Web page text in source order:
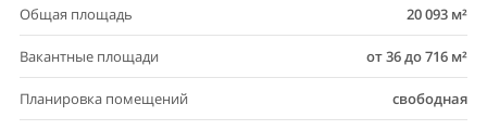
Общая площадь 20 093 м²
Вакантные площади от 36 до 716 м²
Планировка помещений свободная